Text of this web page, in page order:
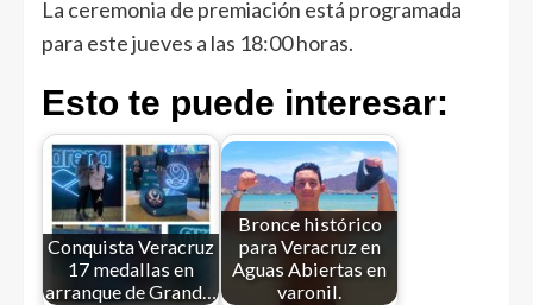
La ceremonia de premiación está programada
para este jueves a las 18:00 horas.
Esto te puede interesar:
Conquista Veracruz
17 medallas en
arranque de Grand…
Bronce histórico
para Veracruz en
Aguas Abiertas en
varonil.